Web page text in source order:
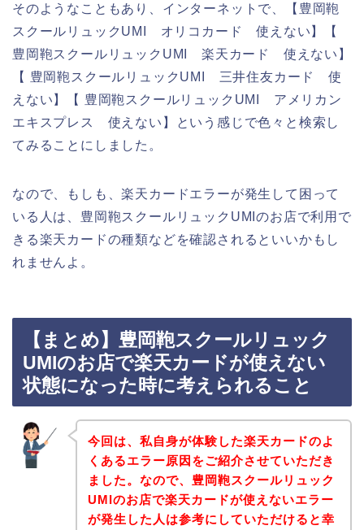
そのようなこともあり、インターネットで、【豊岡鞄
スクールリュックUMI オリコカード 使えない】【
豊岡鞄スクールリュックUMI 楽天カード 使えない】
【 豊岡鞄スクールリュックUMI 三井住友カード 使
えない】【 豊岡鞄スクールリュックUMI アメリカン
エキスプレス 使えない】という感じで色々と検索し
てみることにしました。
なので、もしも、楽天カードエラーが発生して困って
いる人は、豊岡鞄スクールリュックUMIのお店で利用で
きる楽天カードの種類などを確認されるといいかもし
れませんよ。
【まとめ】豊岡鞄スクールリュック
UMIのお店で楽天カードが使えない
状態になった時に考えられること
今回は、私自身が体験した楽天カードのよ
くあるエラー原因をご紹介させていただき
ました。なので、豊岡鞄スクールリュック
UMIのお店で楽天カードが使えないエラー
が発生した人は参考にしていただけると幸